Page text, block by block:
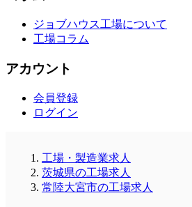
ジョブハウス工場について
工場コラム
アカウント
会員登録
ログイン
工場・製造業求人
茨城県の工場求人
常陸大宮市の工場求人